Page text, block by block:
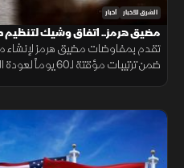
الشرق للأخبار أخبار
مضيق هرمز.. اتفاق وشيك لتنظيم
تقدم بمفاوضات مضيق هرمز لإنشاء
ضمن ترتيبات مؤقتة